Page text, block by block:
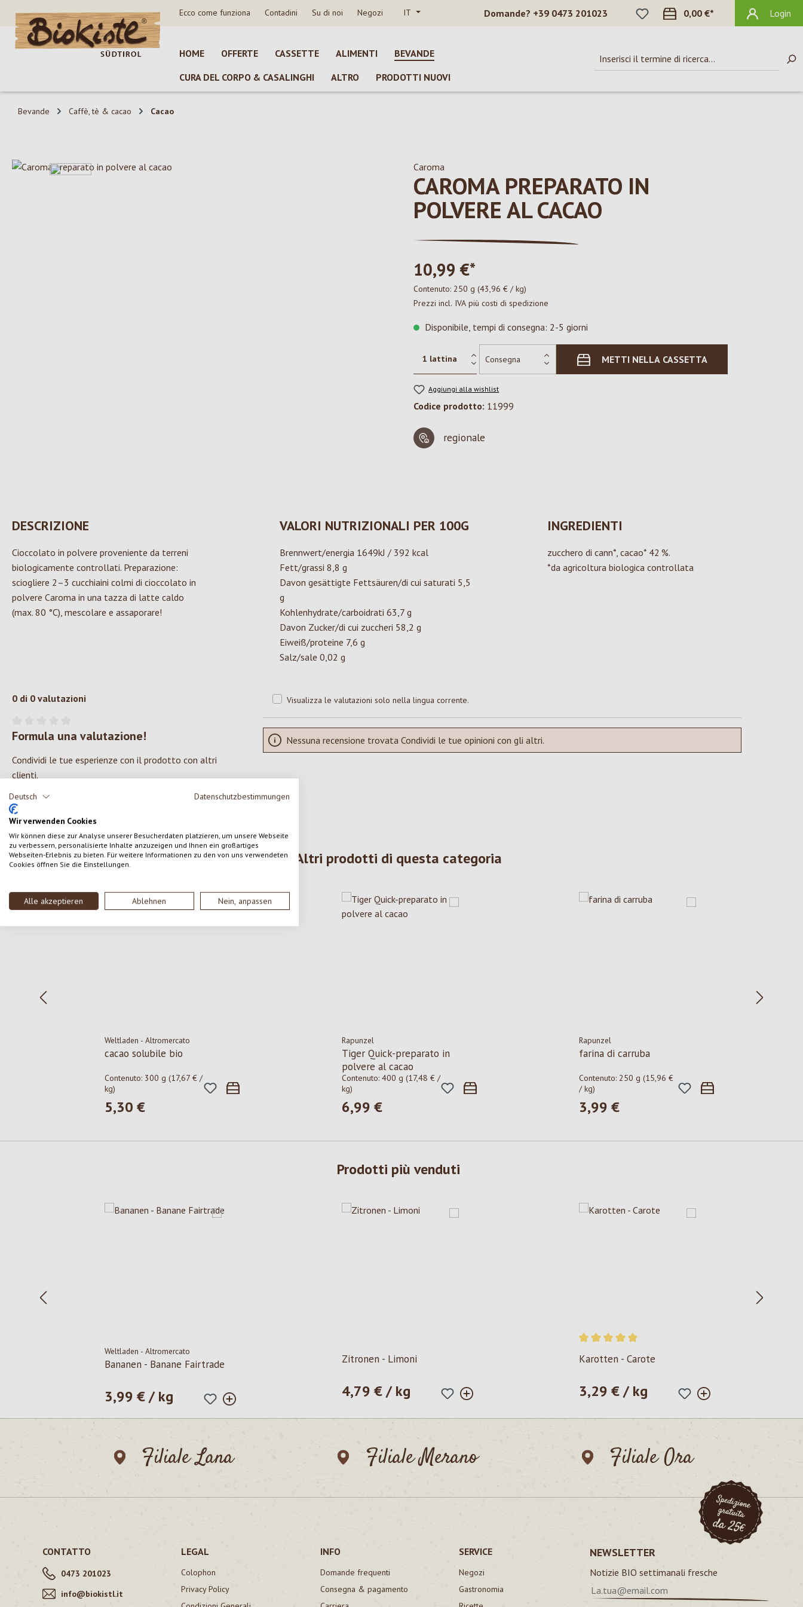
Deutsch Datenschutzbestimmungen
Wir verwenden Cookies
Wir können diese zur Analyse unserer Besucherdaten platzieren, um unsere Webseite
zu verbessern, personalisierte Inhalte anzuzeigen und Ihnen ein großartiges
Webseiten-Erlebnis zu bieten. Für weitere Informationen zu den von uns verwendeten
Cookies öffnen Sie die Einstellungen.
Alle akzeptieren Ablehnen Nein, anpassen
al contenuto principale
Salta alla ricerca
Passa alla navigazione principale Ecco come funziona Contadini Su di noi Negozi IT Domande? +39 0473 201023
HAI 0 ARTICOLI NELLA LISTA DEI
0,00 €* Login
HOME OFFERTE CASSETTE ALIMENTI
BEVANDE
CURA DEL CORPO & CASALINGHI
ALTRO PRODOTTI NUOVI
Bevande Caffè, tè & cacao Cacao
Salta la galleria di immagini Caroma
CAROMA PREPARATO IN
POLVERE AL CACAO
10,99 €*
Contenuto: 250 g (43,96 € / kg)
Prezzi incl. IVA più costi di spedizione
Disponibile, tempi di consegna: 2-5 giorni
METTI NELLA CASSETTA
Aggiungi alla wishlist
Codice prodotto: 11999
regionale
DESCRIZIONE
Cioccolato in polvere proveniente da terreni
biologicamente controllati. Preparazione:
sciogliere 2–3 cucchiaini colmi di cioccolato in
polvere Caroma in una tazza di latte caldo
(max. 80 °C), mescolare e assaporare!
VALORI NUTRIZIONALI PER 100G
Brennwert/energia 1649kJ / 392 kcal
Fett/grassi 8,8 g
Davon gesättigte Fettsäuren/di cui saturati 5,5
g
Kohlenhydrate/carboidrati 63,7 g
Davon Zucker/di cui zuccheri 58,2 g
Eiweiß/proteine 7,6 g
Salz/sale 0,02 g
INGREDIENTI
zucchero di cann*, cacao* 42 %.
*da agricoltura biologica controllata
0 di 0 valutazioni
Valutazione media di 0 su 5 stelle
Formula una valutazione!
Condividi le tue esperienze con il prodotto con altri
clienti.
Visualizza le valutazioni solo nella lingua corrente.
Nessuna recensione trovata Condividi le tue opinioni con gli altri.
Altri prodotti di questa categoria
Weltladen - Altromercato
cacao solubile bio
Contenuto: 300 g(17,67 € /
kg)
Prezzo normale:
5,30 €
Rapunzel
Tiger Quick-preparato in
polvere al cacao
Contenuto: 400 g (17,48 € /
kg)
Prezzo normale:
6,99 €
Rapunzel
farina di carruba
Contenuto: 250 g (15,96 €
/ kg)
Prezzo normale:
3,99 €
Prodotti più venduti
Weltladen - Altromercato
Bananen - Banane Fairtrade
Prezzo normale:
3,99 € / kg
Zitronen - Limoni
Prezzo normale:
4,79 € / kg
Valutazione media di 5 su 5 stelle
Karotten - Carote
Prezzo normale:
3,29 € / kg
Filiale Lana Filiale Merano Filiale Ora
CONTATTO
0473 201023
info@biokistl.it
LEGAL
Colophon
Privacy Policy
INFO
Domande frequenti
Consegna & pagamento
SERVICE
Negozi
Gastronomia
NEWSLETTER
Notizie BIO settimanali fresche